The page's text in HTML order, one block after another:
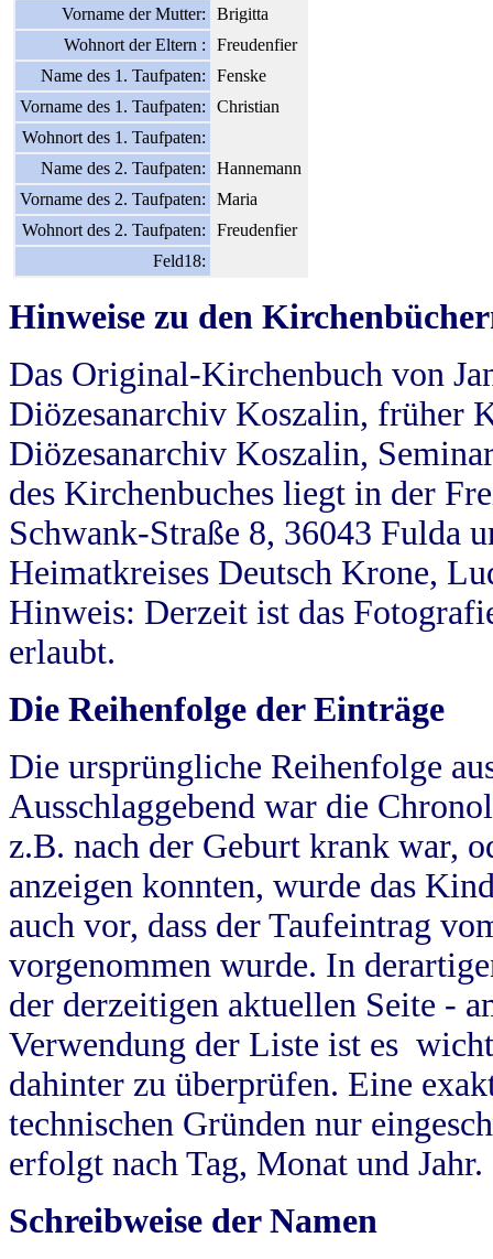
Vorname der Mutter:
Brigitta
Wohnort der Eltern :
Freudenfier
Name des 1. Taufpaten:
Fenske
Vorname des 1. Taufpaten:
Christian
Wohnort des 1. Taufpaten:
Name des 2. Taufpaten:
Hannemann
Vorname des 2. Taufpaten:
Maria
Wohnort des 2. Taufpaten:
Freudenfier
Feld18:
Hinweise zu den
Das Original-Kirchenbuch von
Diözesanarchiv Koszalin, früher
Diözesanarchiv Koszalin,
des Kirchenbuches liegt in der
Schwank-Straße 8, 36043 Fulda
Heimatkreises Deutsch Krone,
Hinweis: Derzeit ist das
erlaubt.
Die Reihenfolge der Einträge
Die ursprüngliche Reihenfolge
Ausschlaggebend war die
z.B. nach der Geburt krank war,
anzeigen konnten, wurde das
auch vor, dass der Taufeintrag
vorgenommen wurde. In
der derzeitigen aktuellen Seite -
Verwendung der Liste ist es
dahinter zu überprüfen. Eine
technischen Gründen nur
erfolgt nach Tag, Monat und Jahr.
Schreibweise der Namen